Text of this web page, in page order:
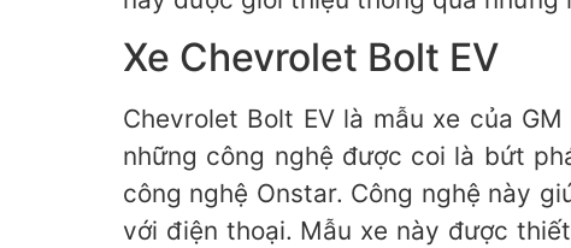
Xe Chevrolet Bolt EV
Chevrolet Bolt EV là mẫu xe của
những công nghệ được coi là bứt
công nghệ Onstar. Công nghệ này
với điện thoại. Mẫu xe này được